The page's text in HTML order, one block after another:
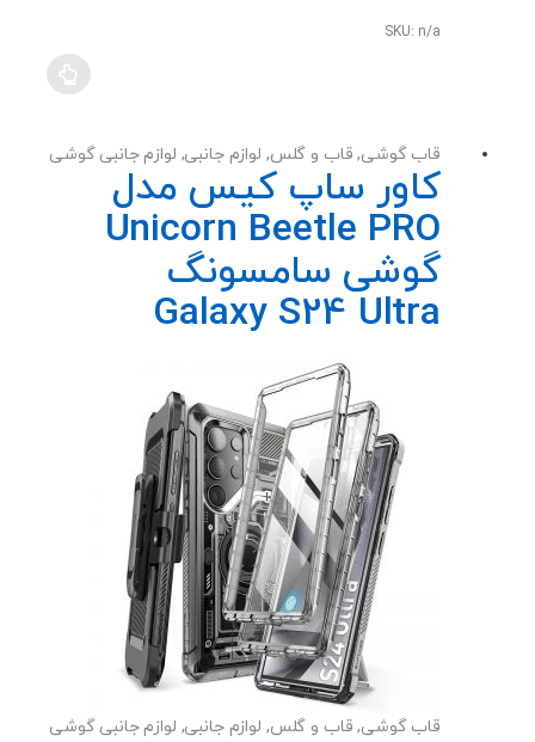
u
SKU: n/a
قاب گوشی, قاب و گلس, لوازم جانبی, لوازم جانبی گوشی
کاور ساپ کیس مدل
Unicorn Beetle PRO
گوشی سامسونگ
Galaxy S24 Ultra
قاب گوشی, قاب و گلس, لوازم جانبی, لوازم جانبی گوشی